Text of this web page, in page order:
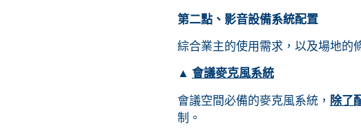
第二點、影音設備系統配置
綜合業主的使用需求，以及場地的
▲ 會議麥克風系統
會議空間必備的麥克風系統， 除了
制。